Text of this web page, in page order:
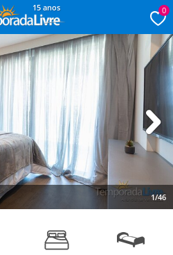
15 anos 0
1/46
Next